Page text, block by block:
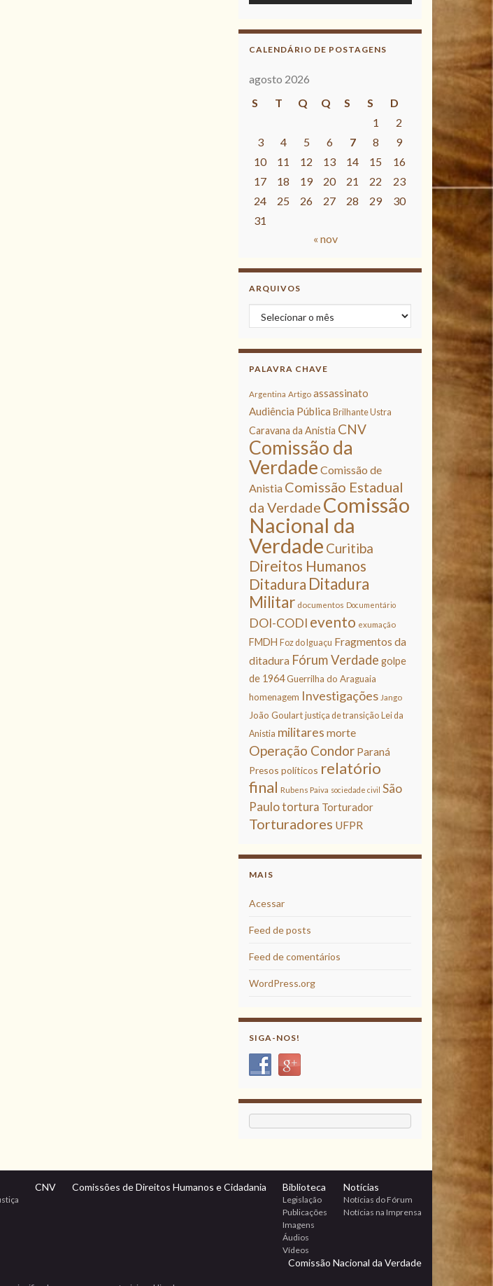
CALENDÁRIO DE POSTAGENS
agosto 2026
S
T Q Q S S
D
1
2
3
4 5 6 7 8
9
10
11 12 13 14 15
16
17
18 19 20 21 22
23
24
25 26 27 28 29
30
31
« nov
ARQUIVOS
Arquivos
PALAVRA CHAVE
Argentina Artigo assassinato
Audiência Pública Brilhante Ustra
Caravana da Anistia CNV
Comissão da
Verdade Comissão de
Anistia Comissão Estadual
da Verdade Comissão
Nacional da
Verdade Curitiba
Direitos Humanos
Ditadura Ditadura
Militar documentos Documentário
DOI-CODI evento exumação
FMDH Foz do Iguaçu Fragmentos da
ditadura Fórum Verdade golpe
de 1964 Guerrilha do Araguaia
homenagem Investigações Jango
João Goulart justiça de transição Lei da
Anistia militares morte
Operação Condor Paraná
Presos políticos relatório
final Rubens Paiva sociedade civil São
Paulotortura Torturador
Torturadores UFPR
MAIS
Acessar
Feed de posts
Feed de comentários
WordPress.org
SIGA-NOS!
CNV Comissões de Direitos Humanos e Cidadania Biblioteca
Legislação
Publicações
Imagens
Áudios
Vídeos
Notícias
Notícias do Fórum
Notícias na Imprensa
Comissão Nacional da Verdade